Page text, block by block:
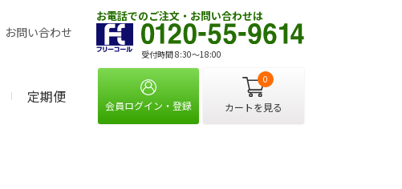
お問い合わせ
お電話でのご注文・お問い合わせは
受付時間 8:30〜18:00
定期便 会員ログイン・登録
0
カートを見る